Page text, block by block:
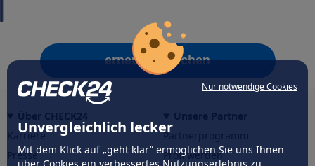
Nur notwendige Cookies
Unvergleichlich lecker
Mit dem Klick auf „geht klar” ermöglichen Sie uns Ihnen
über Cookies ein verbessertes Nutzungserlebnis zu
erneut versuchen
Karriere
Presse
Partnerprogramm
Profi werden